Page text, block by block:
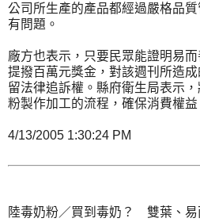
公司所生產的產品都經過嚴格品
有問題。
廠方也表示，只要民眾能證明易
提撥百萬元獎金，對該週刊所造
留法律追訴權。縣府衛生局表示
粉製作加工的流程，確保消費權益
4/13/2005 1:30:24 PM
陸毒奶粉／買到毒奶？ 雙葉、易